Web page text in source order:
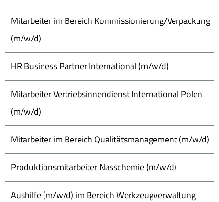
Mitarbeiter im Bereich Kommissionierung/Verpackung
(m/w/d)
HR Business Partner International (m/w/d)
Mitarbeiter Vertriebsinnendienst International Polen
(m/w/d)
Mitarbeiter im Bereich Qualitätsmanagement (m/w/d)
Produktionsmitarbeiter Nasschemie (m/w/d)
Aushilfe (m/w/d) im Bereich Werkzeugverwaltung